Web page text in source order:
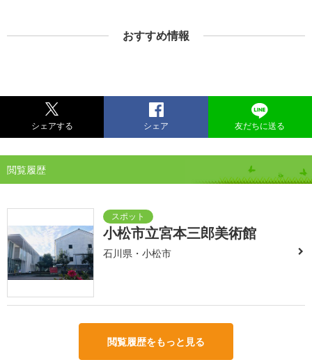
おすすめ情報
シェアする シェア 友だちに送る
閲覧履歴
小松市立宮本三郎美術館
石川県・小松市
閲覧履歴をもっと見る